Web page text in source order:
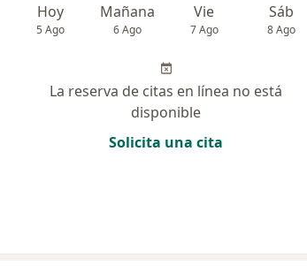
Hoy
5 Ago
Mañana
6 Ago
Vie
7 Ago
Sáb
8 Ago
La reserva de citas en línea no está
disponible
Solicita una cita